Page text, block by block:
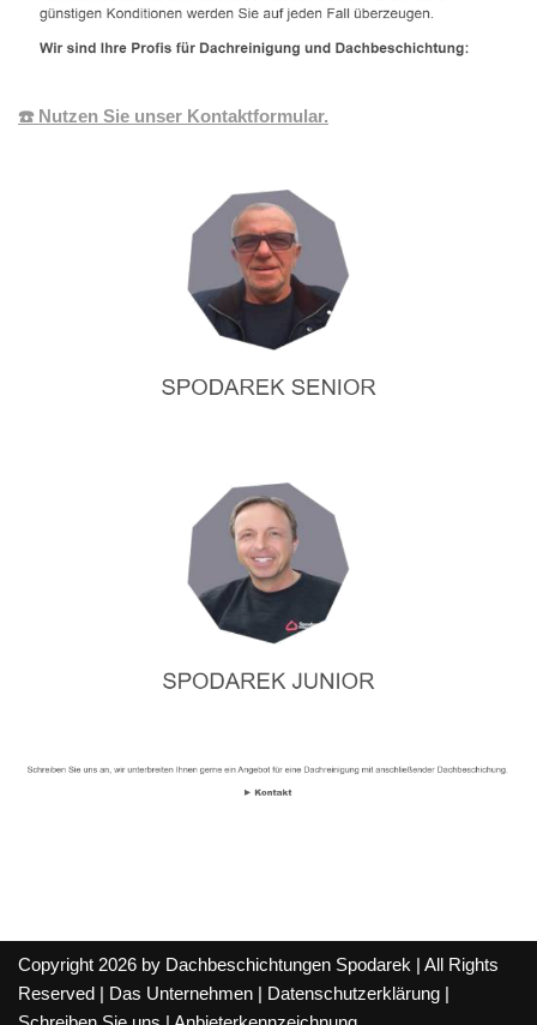
☎️ Nutzen Sie unser Kontaktformular.
Copyright 2026 by Dachbeschichtungen Spodarek | All Rights
Reserved |
Das Unternehmen Datenschutzerklärung